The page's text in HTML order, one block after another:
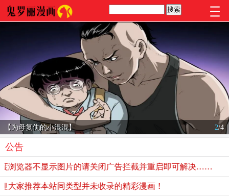
【为母复仇的小混混】 2/4
公告
览器不显示图片的请关闭广告拦截并重启即可解决……
家推荐本站同类型并未收录的精彩漫画！